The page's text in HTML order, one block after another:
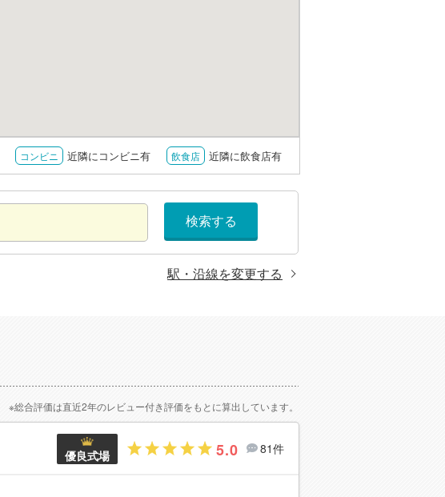
コンビニ 近隣にコンビニ有 飲食店 近隣に飲食店有
検索する
駅・沿線を変更する
※総合評価は直近2年のレビュー付き評価をもとに算出しています。
優良式場 5.0 81件